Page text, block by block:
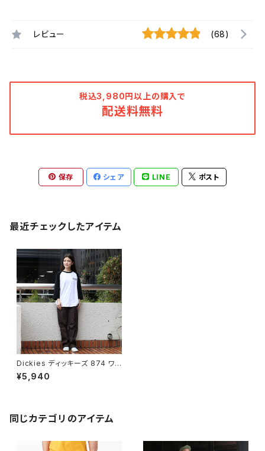
レビュー (68)
税込3,980円以上の購入で
配送料無料
保存 シェア LINE ポスト
最近チェックしたアイテム
Dickies ディッキーズ 874 ワ
ークパンツ ダークブラウン Ori
ginal Work Pants
¥5,940
同じカテゴリのアイテム